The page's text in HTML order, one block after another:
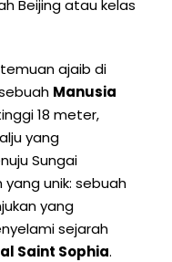
Beijing atau kelas
ajaib di
Manusia
18 meter,
yang
Sungai
unik: sebuah
yang
sejarah
Saint Sophia.